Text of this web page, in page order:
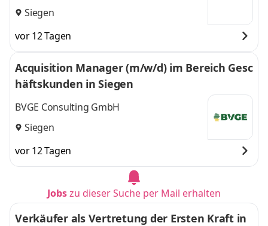
Siegen
vor 12 Tagen
Acquisition Manager (m/w/d) im Bereich Gesc
häftskunden in Siegen
BVGE Consulting GmbH
Siegen
vor 12 Tagen
Jobszu dieser Suche per Mail erhalten
Verkäufer als Vertretung der Ersten Kraft in